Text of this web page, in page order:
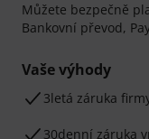
Můžete bezpečně
Bankovní převod,
Vaše výhody
3letá záruka
30denní záruka